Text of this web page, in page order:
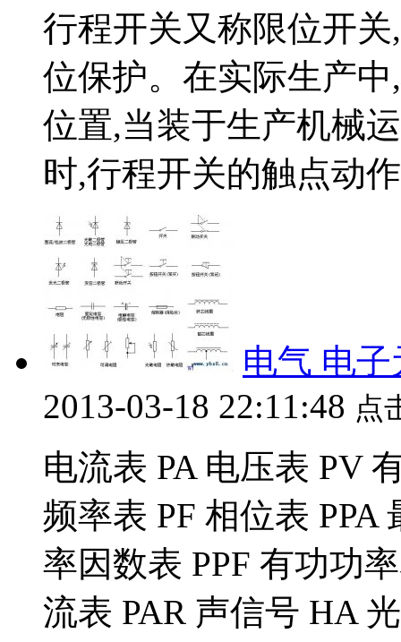
行程开关又称限位开
位保护。在实际生产
位置,当装于生产机械
时,行程开关的触点动
电气 电
2013-03-18 22:11:48 点
电流表 PA 电压表 PV
频率表 PF 相位表
率因数表 PPF 有功功
流表 PAR 声信号 HA